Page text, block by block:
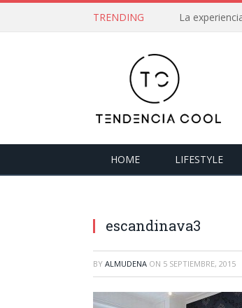
TRENDING La
HOME LIFESTYLE
escandinava3
BY ALMUDENA ON 5 SEPTIEMBRE, 2015